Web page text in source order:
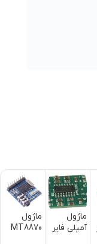
ماژول
آمپلی فایر
ماژول
MT8870